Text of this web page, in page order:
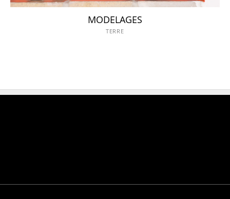
MODELAGES
TERRE